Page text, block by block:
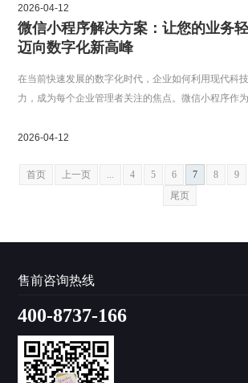
2026-04-12
微信小程序解决方案：让您的业务
迈向数字化新高峰
在当前快速发展的数字化时代，企业如何利用现代科
力，成为每个企业管理者关注的焦点。微信小程序作
2026-04-12
首页 上一页 ... 4 5 6 7 8 9
尾页
售前咨询热线
400-8737-166